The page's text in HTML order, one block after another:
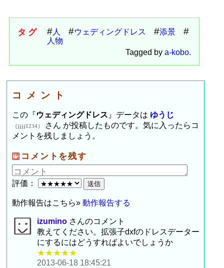
タグ 人 ウェディングドレス
添景
人物
Tagged by a-kobo.
コメント
この『ウェディングドレス 』データは ゆうじ
（jjjj1234）
さん が投稿したものです。気に入ったらコ
メントを残しましょう。
コメントを残す
評価：
動作報告はこちら»動作報告する
izumino さんのコメント
教えてください。拡張子dxfのドレスデーター
にするにはどうすればよいでしょうか
★★★★★
2013-06-18 18:45:21